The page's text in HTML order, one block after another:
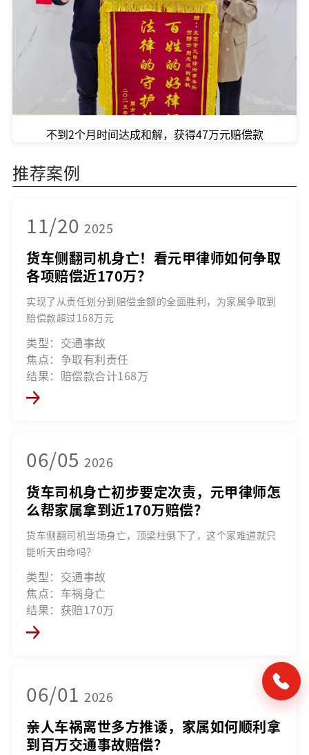
不到2个月时间达成和解，获得47万元赔偿款
推荐案例
11/20 2025
货车侧翻司机身亡！看元甲律师如何争取
各项赔偿近170万？
实现了从责任划分到赔偿金额的全面胜利，为家属争取到
赔偿款超过168万元
类型：交通事故
焦点：争取有利责任
结果：赔偿款合计168万
06/05 2026
货车司机身亡初步要定次责，元甲律师怎
么帮家属拿到近170万赔偿？
货车侧翻司机当场身亡，顶梁柱倒下了，这个家难道就只
能听天由命吗？
类型：交通事故
焦点：车祸身亡
结果：获赔170万
06/01 2026
亲人车祸离世多方推诿，家属如何顺利拿
到百万交通事故赔偿？